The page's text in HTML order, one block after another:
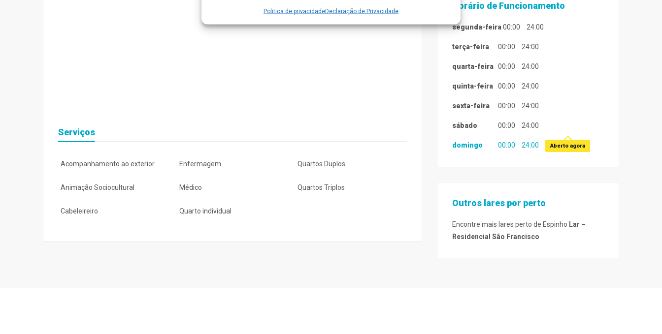
Politica de privacidadeDeclaração de Privacidade
Serviços
Acompanhamento ao exterior
Animação Sociocultural
Cabeleireiro
Enfermagem
Médico
Quarto individual
Quartos Duplos
Quartos Triplos
Horário de Funcionamento
segunda-feira00:00 24:00
terça-feira 00:00 24:00
quarta-feira 00:00 24:00
quinta-feira 00:00 24:00
sexta-feira 00:00 24:00
sábado 00:00 24:00
domingo 00:00 24:00 Aberto agora
Outros lares por perto
Encontre mais lares perto de Espinho Lar –
Residencial São Francisco